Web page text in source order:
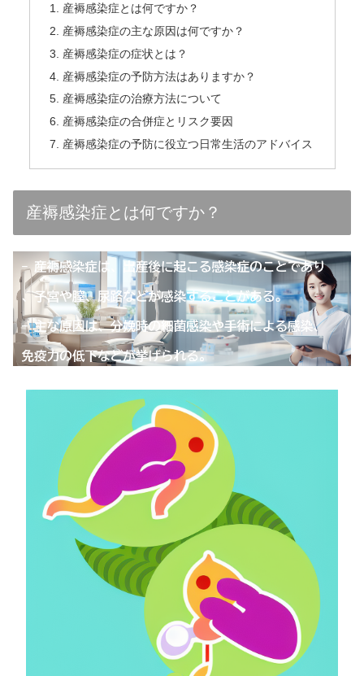
産褥感染症とは何ですか？
産褥感染症の主な原因は何ですか？
産褥感染症の症状とは？
産褥感染症の予防方法はありますか？
産褥感染症の治療方法について
産褥感染症の合併症とリスク要因
産褥感染症の予防に役立つ日常生活のアドバイス
産褥感染症とは何ですか？